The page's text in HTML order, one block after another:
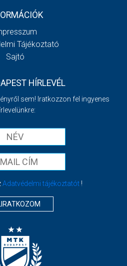
Tájékoztató
Sajtó
HÍRLEVÉL
sem! Iratkozzon fel ingyenes
Adatvédelmi tájékoztatót!